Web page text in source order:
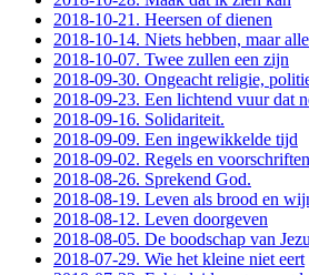
2018-10-21. Heersen of dienen
2018-10-14. Niets hebben, maar
2018-10-07. Twee zullen een zijn
2018-09-30. Ongeacht religie,
2018-09-23. Een lichtend vuur dat
2018-09-16. Solidariteit.
2018-09-09. Een ingewikkelde tijd
2018-09-02. Regels en
2018-08-26. Sprekend God.
2018-08-19. Leven als brood en
2018-08-12. Leven doorgeven
2018-08-05. De boodschap van
2018-07-29. Wie het kleine niet eert